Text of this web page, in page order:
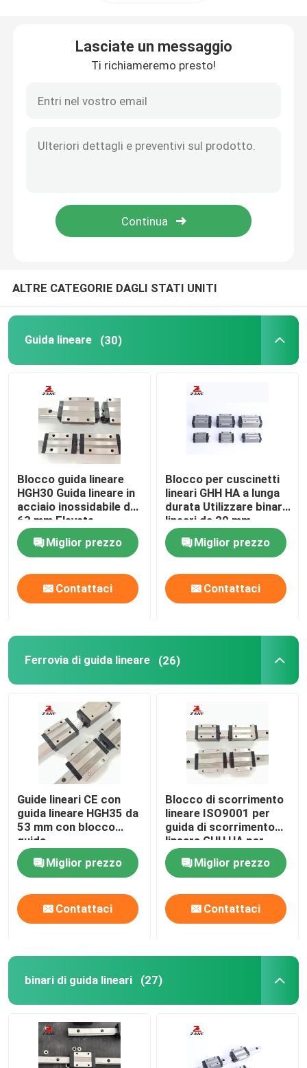
Modulo guida lineare
Cremagliera di YYC
Supporto dell'estremità della vite della palla
Cambio di Nidec Shimpo
Guida al movimento lineare
Rotaie di scorrimento lineari
Lasciate un messaggio
Ti richiameremo presto!
ALTRE CATEGORIE DAGLI STATI UNITI
Guida lineare (30)
Blocco guida lineare
HGH30 Guida lineare in
acciaio inossidabile da
63 mm Elevate
prestazioni di corsa
Miglior prezzo
Contattaci
Blocco per cuscinetti
lineari GHH HA a lunga
durata Utilizzare binari
lineari da 20 mm
HGH35
Miglior prezzo
Contattaci
Ferrovia di guida lineare (26)
Guide lineari CE con
guida lineare HGH35 da
53 mm con blocco
guida
Miglior prezzo
Contattaci
Blocco di scorrimento
lineare ISO9001 per
guida di scorrimento
lineare GHH HA per
carichi pesanti
Miglior prezzo
Contattaci
binari di guida lineari (27)